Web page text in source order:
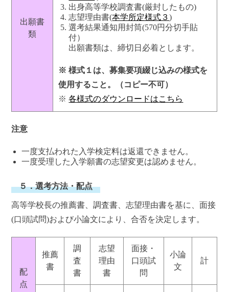
出願書
類
出身高等学校調査書(厳封したもの)
志望理由書(本学所定様式３)
選考結果通知用封筒(570円分切手貼
付）
出願書類は、締切日必着とします。
※ 様式１は、募集要項綴じ込みの様式を
使用すること。（コピー不可）
※各様式のダウンロードはこちら
注意
一度支払われた入学検定料は返還できません。
一度受理した入学願書の志望変更は認めません。
５．選考方法・配点
高等学校長の推薦書、調査書、志望理由書を基に、面接
(口頭試問)および小論文により、合否を決定します。
配
点
推薦
書
調
査
書
志望
理由
書
面接・
口頭試
問
小論
文
計